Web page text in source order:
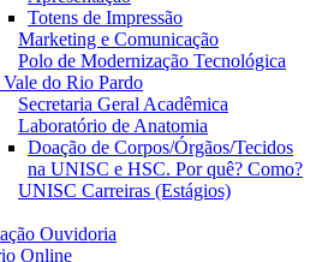
Totens de Impressão
Marketing e Comunicação
Polo de Modernização Tecnológica
do Rio Pardo
Secretaria Geral Acadêmica
Laboratório de Anatomia
Doação de Corpos/Órgãos/Tecidos
na UNISC e HSC. Por quê? Como?
UNISC Carreiras (Estágios)
Ouvidoria
Online